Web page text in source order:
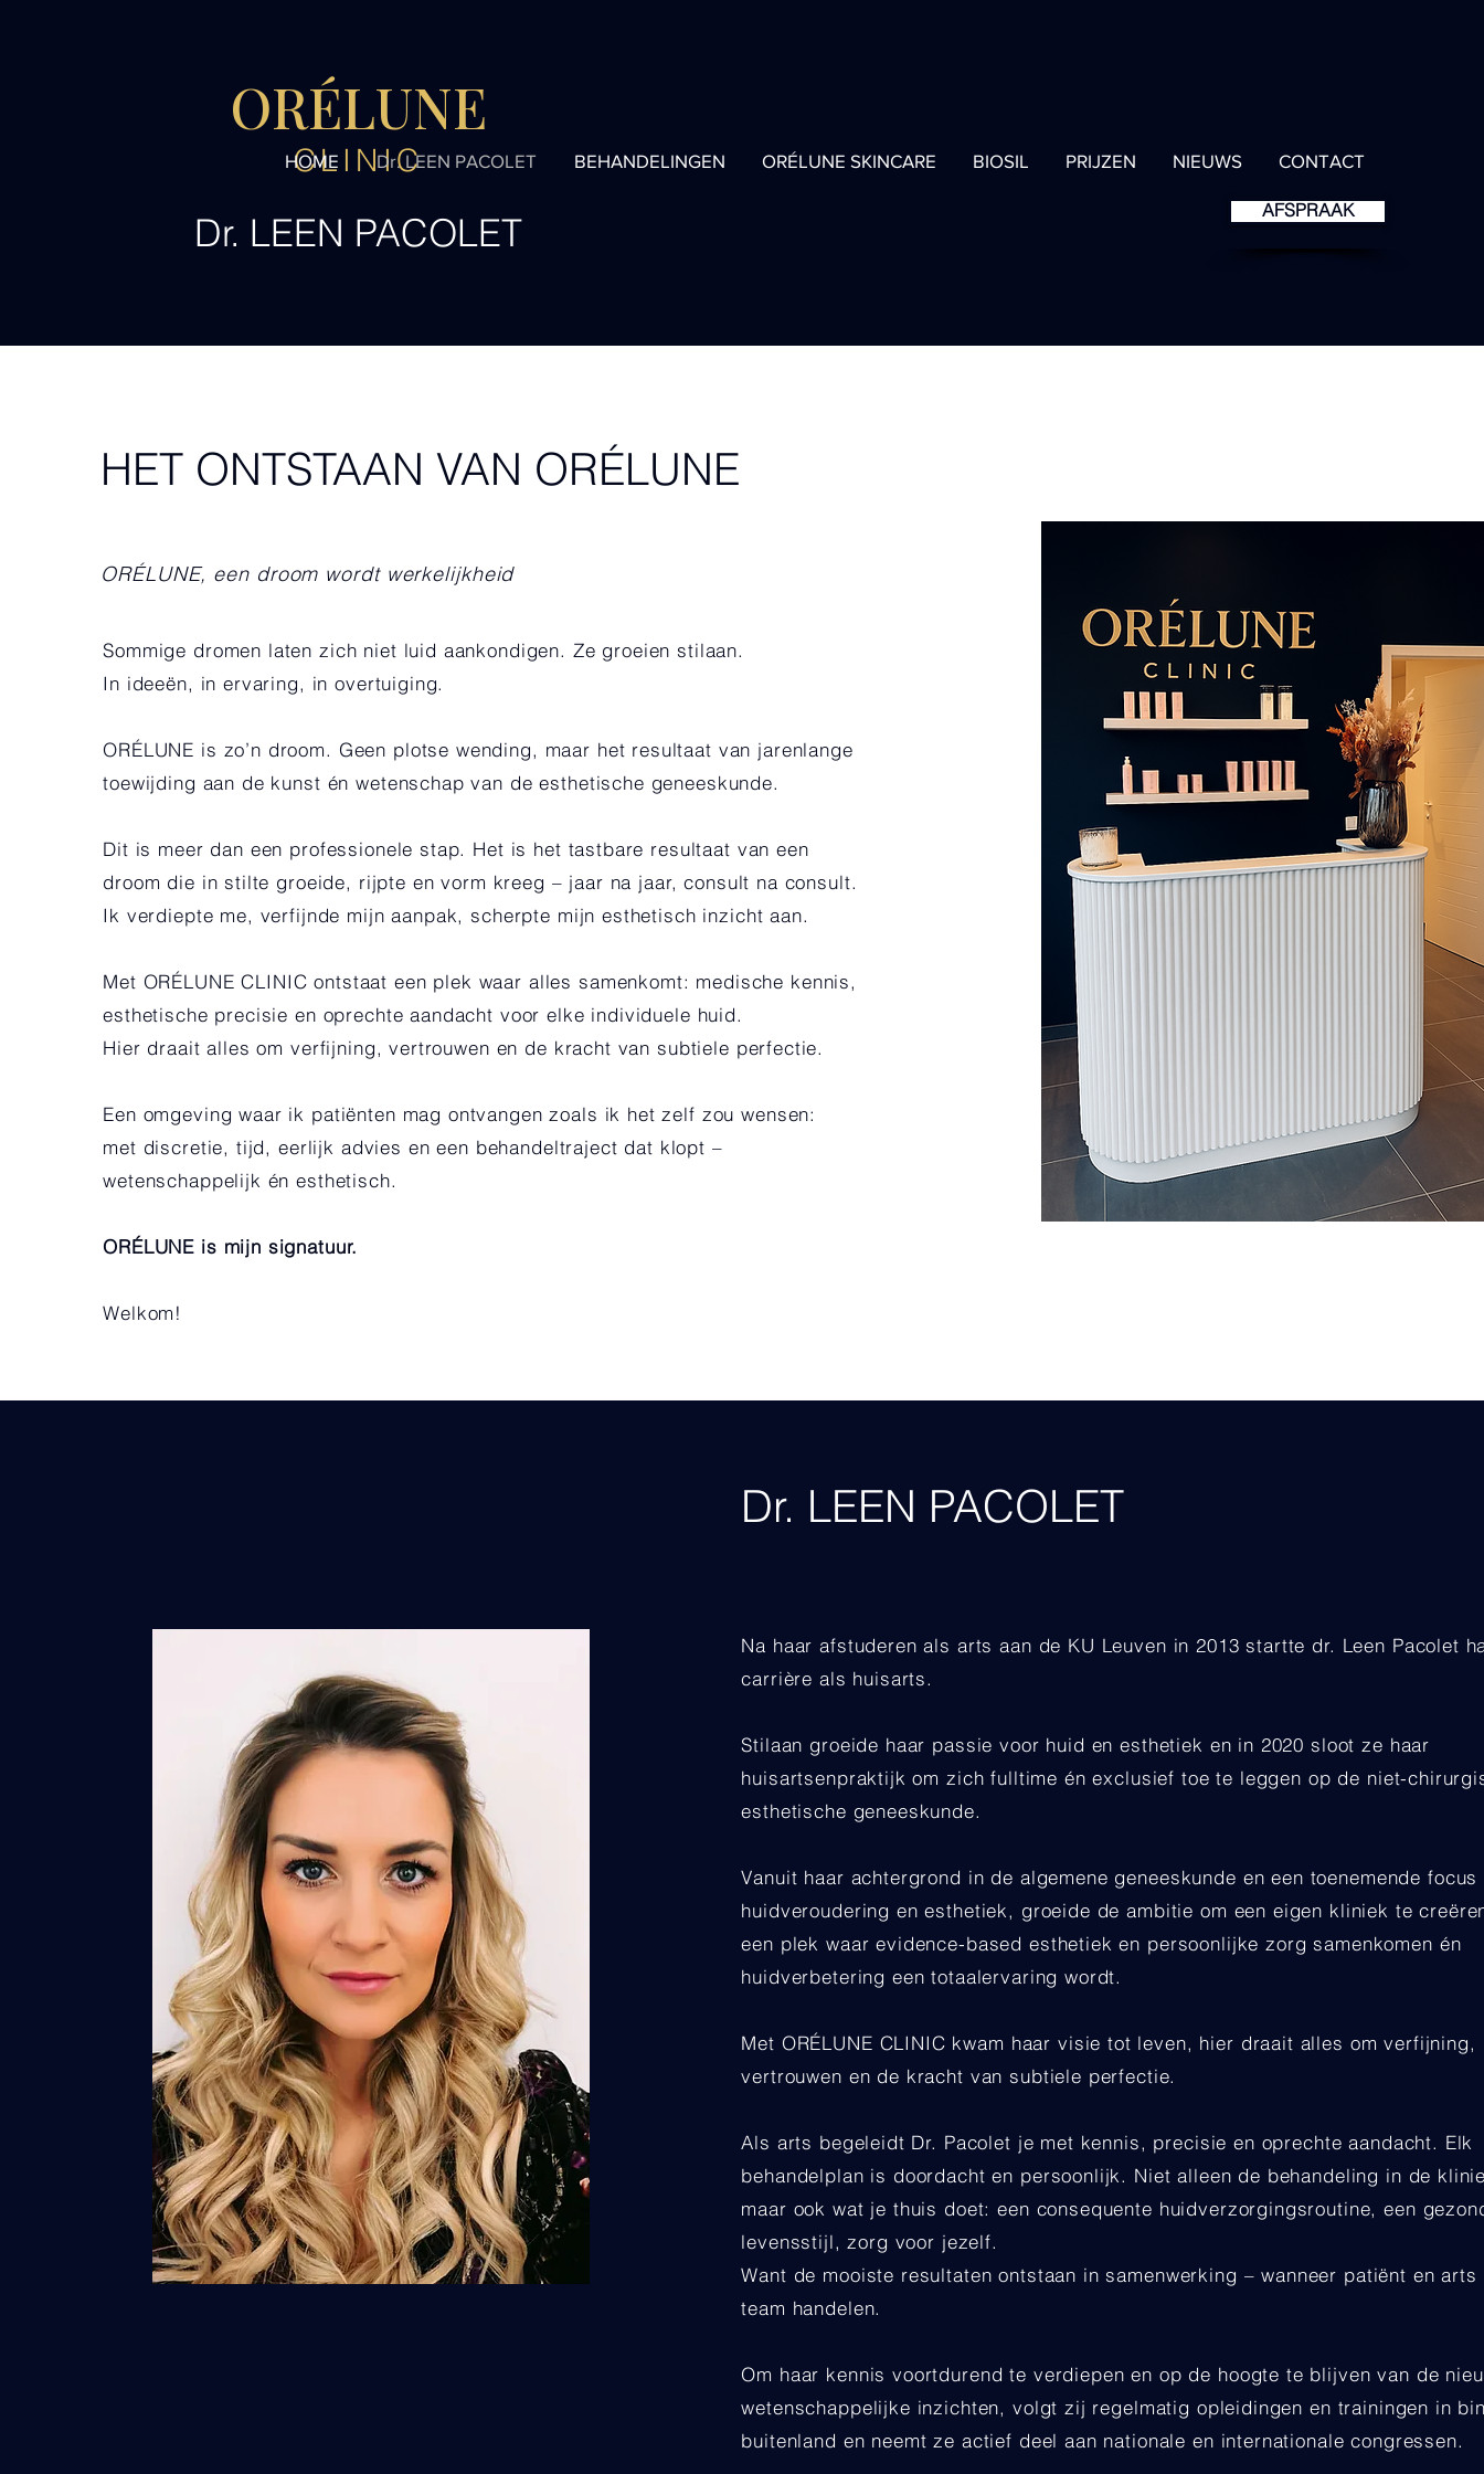
ORÉLUNE
CLINIC
Dr. LEEN PACOLET
HOME Dr. LEEN PACOLET BEHANDELINGEN ORÉLUNE SKINCARE BIOSIL PRIJZEN NIEUWS CONTACT
AFSPRAAK
HET ONTSTAAN VAN ORÉLUNE
ORÉLUNE, een droom wordt werkelijkheid
Sommige dromen laten zich niet luid aankondigen. Ze groeien stilaan.
In ideeën, in ervaring, in overtuiging.
ORÉLUNE is zo’n droom. Geen plotse wending, maar het resultaat van jarenlange
toewijding aan de kunst én wetenschap van de esthetische geneeskunde.
Dit is meer dan een professionele stap. Het is het tastbare resultaat van een
droom die in stilte groeide, rijpte en vorm kreeg – jaar na jaar, consult na consult.
Ik verdiepte me, verfijnde mijn aanpak, scherpte mijn esthetisch inzicht aan.
Met ORÉLUNE CLINIC ontstaat een plek waar alles samenkomt: medische kennis,
esthetische precisie en oprechte aandacht voor elke individuele huid.
Hier draait alles om verfijning, vertrouwen en de kracht van subtiele perfectie.
Een omgeving waar ik patiënten mag ontvangen zoals ik het zelf zou wensen:
met discretie, tijd, eerlijk advies en een behandeltraject dat klopt –
wetenschappelijk én esthetisch.
ORÉLUNE is mijn signatuur.
Welkom!
Dr. LEEN PACOLET
Na haar afstuderen als arts aan de KU Leuven in 2013 startte dr. Leen Pacolet
carrière als huisarts.
Stilaan groeide haar passie voor huid en esthetiek en in 2020 sloot ze haar
huisartsenpraktijk om zich fulltime én exclusief toe te leggen op de niet-
esthetische geneeskunde.
Vanuit haar achtergrond in de algemene geneeskunde en een toenemende focus
huidveroudering en esthetiek, groeide de ambitie om een eigen kliniek te
een plek waar evidence-based esthetiek en persoonlijke zorg samenkomen én
huidverbetering een totaalervaring wordt.
Met ORÉLUNE CLINIC kwam haar visie tot leven, hier draait alles om verfijning,
vertrouwen en de kracht van subtiele perfectie.
Als arts begeleidt Dr. Pacolet je met kennis, precisie en oprechte aandacht. Elk
behandelplan is doordacht en persoonlijk. Niet alleen de behandeling in de
maar ook wat je thuis doet: een consequente huidverzorgingsroutine, een
levensstijl, zorg voor jezelf.
Want de mooiste resultaten ontstaan in samenwerking – wanneer patiënt en arts
team handelen.
Om haar kennis voortdurend te verdiepen en op de hoogte te blijven van de
wetenschappelijke inzichten, volgt zij regelmatig opleidingen en trainingen in
buitenland en neemt ze actief deel aan nationale en internationale congressen.